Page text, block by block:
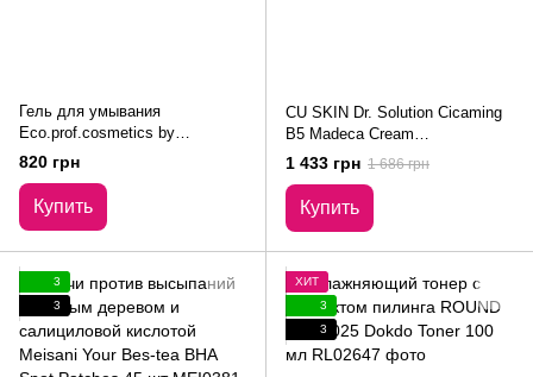
Гель для умывания
Eco.prof.cosmetics by
Dr.Vashchenko Magnolia+
Cleanser 100 мл
820 грн
Купить
CU SKIN Dr. Solution Cicaming
B5 Madeca Cream
Успокаивающий крем с
центеллой и пантенолом 70 мл
1 433 грн 1 686 грн
Купить
3
3
ХИТ
3
3